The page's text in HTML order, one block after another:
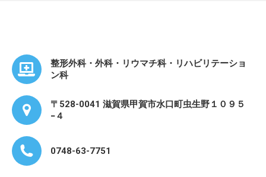
整形外科・外科・リウマチ科・リハビリテーショ
ン科
〒528-0041 滋賀県甲賀市水口町虫生野１０９５
−４
0748-63-7751